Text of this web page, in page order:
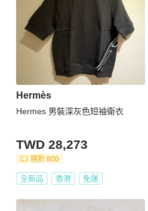
Hermès
Hermes 男裝深灰色短袖衛衣
TWD 28,273
現折 800
全新品 香港 免運